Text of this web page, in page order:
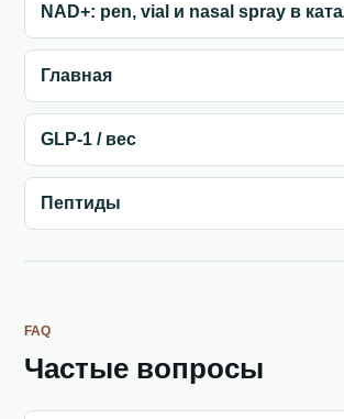
NAD+: pen, vial и nasal spray в
Главная
GLP-1 / вес
Пептиды
FAQ
Частые вопросы